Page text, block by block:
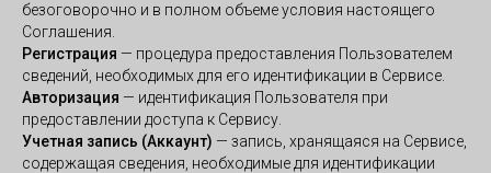
безоговорочно и в полном объеме условия настоящего
Соглашения.
Регистрация — процедура предоставления Пользователем
сведений, необходимых для его идентификации в Сервисе.
Авторизация — идентификация Пользователя при
предоставлении доступа к Сервису.
Учетная запись (Аккаунт) — запись, хранящаяся на Сервисе,
содержащая сведения, необходимые для идентификации